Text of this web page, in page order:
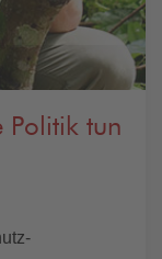
Politik tun